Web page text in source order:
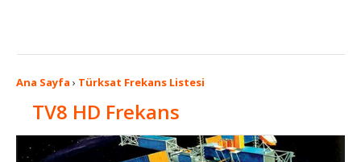
Ana Sayfa › Türksat Frekans Listesi
TV8 HD Frekans